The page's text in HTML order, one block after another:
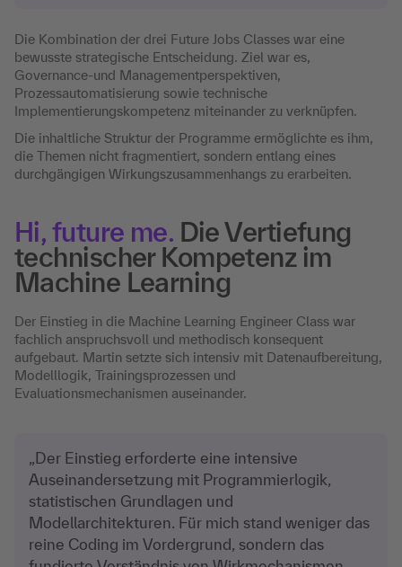
Die Kombination der drei Future Jobs Classes war eine
bewusste strategische Entscheidung. Ziel war es,
Governance-und Managementperspektiven,
Prozessautomatisierung sowie technische
Implementierungskompetenz miteinander zu verknüpfen.
Die inhaltliche Struktur der Programme ermöglichte es ihm,
die Themen nicht fragmentiert, sondern entlang eines
durchgängigen Wirkungszusammenhangs zu erarbeiten.
Hi, future me. Die Vertiefung
technischer Kompetenz im
Machine Learning
Der Einstieg in die Machine Learning Engineer Class war
fachlich anspruchsvoll und methodisch konsequent
aufgebaut. Martin setzte sich intensiv mit Datenaufbereitung,
Modelllogik, Trainingsprozessen und
Evaluationsmechanismen auseinander.
„Der Einstieg erforderte eine intensive
Auseinandersetzung mit Programmierlogik,
statistischen Grundlagen und
Modellarchitekturen. Für mich stand weniger das
reine Coding im Vordergrund, sondern das